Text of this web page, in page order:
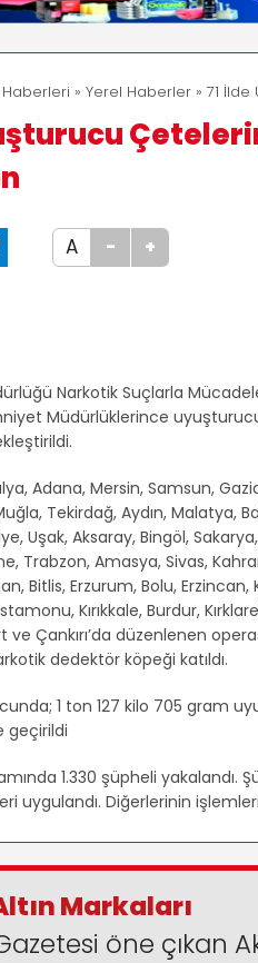
» Yerel Haberler » 71
A - +
Narkotik Suçlarla
Müdürlüklerince
Adana, Mersin, Samsun,
Tekirdağ, Aydın, Malatya,
Uşak, Aksaray, Bingöl,
Trabzon, Amasya, Sivas,
Bitlis, Erzurum, Bolu,
Kırıkkale, Burdur,
ve Çankırı’da düzenlenen
dedektör köpeği katıldı.
1 ton 127 kilo 705 gram
geçirildi
1.330 şüpheli yakalandı.
uygulandı. Diğerlerinin
Markaları
öne çıkan